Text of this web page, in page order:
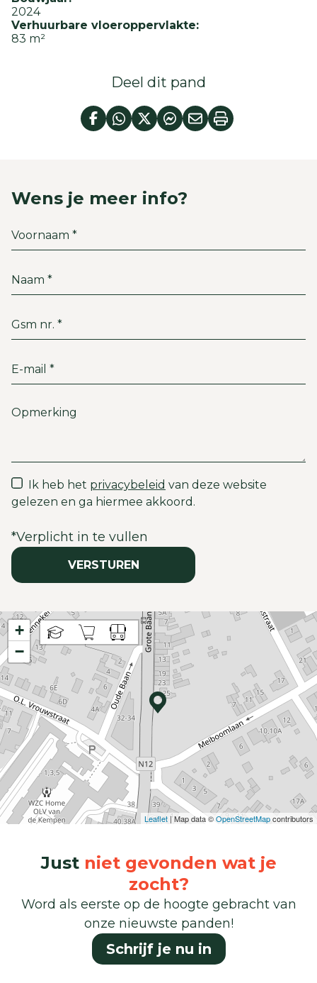
2024
Verhuurbare vloeroppervlakte:
83 m²
Deel dit pand
Wens je meer info?
Ik heb het privacybeleid van deze website
gelezen en ga hiermee akkoord.
*Verplicht in te vullen
VERSTUREN
+
−
Leaflet| Map data ©OpenStreetMapcontributors
Just niet gevonden wat je
zocht?
Word als eerste op de hoogte gebracht van
onze nieuwste panden!
Schrijf je nu in